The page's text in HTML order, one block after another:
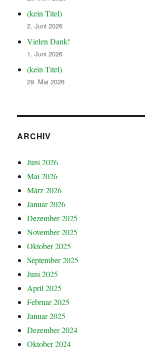
(kein Titel)
2. Juni 2026
Vielen Dank!
1. Juni 2026
(kein Titel)
29. Mai 2026
ARCHIV
Juni 2026
Mai 2026
März 2026
Januar 2026
Dezember 2025
November 2025
Oktober 2025
September 2025
Juni 2025
April 2025
Februar 2025
Januar 2025
Dezember 2024
Oktober 2024